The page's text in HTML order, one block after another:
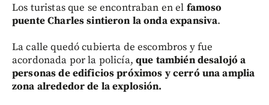
Los turistas que se encontraban en el famoso
puente Charles sintieron la onda expansiva.
La calle quedó cubierta de escombros y fue
acordonada por la policía,que también desalojó a
personas de edificios próximos y cerró una amplia
zona alrededor de la explosión.